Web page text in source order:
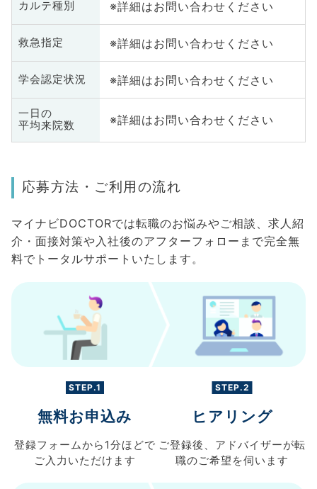
カルテ種別 ※詳細はお問い合わせください
救急指定 ※詳細はお問い合わせください
学会認定状況 ※詳細はお問い合わせください
一日の
平均来院数
※詳細はお問い合わせください
応募方法・ご利用の流れ
マイナビDOCTORでは転職のお悩みやご相談、求人紹
介・面接対策や入社後のアフターフォローまで完全無
料でトータルサポートいたします。
STEP.1
無料お申込み
登録フォームから 1分ほどで
ご入力 いただけます
STEP.2
ヒアリング
ご登録後、 アドバイザーが転
職のご希望を伺います